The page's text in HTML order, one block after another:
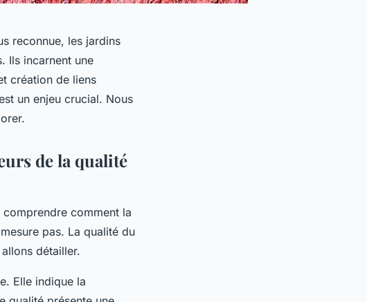
reconnue, les jardins
Ils incarnent une
création de liens
un enjeu crucial. Nous
de la qualité
comprendre comment la
pas. La qualité du
détailler.
Elle indique la